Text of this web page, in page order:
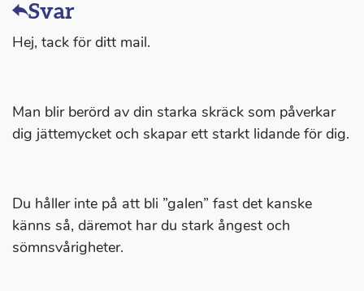
Svar
Hej, tack för ditt mail.
Man blir berörd av din starka skräck som påverkar
dig jättemycket och skapar ett starkt lidande för dig.
Du håller inte på att bli ”galen” fast det kanske
känns så, däremot har du stark ångest och
sömnsvårigheter.